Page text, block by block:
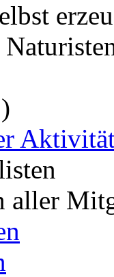
aller